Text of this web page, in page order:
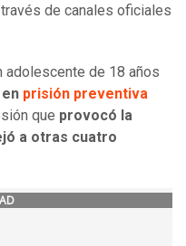
de canales oficiales
adolescente de 18 años
en prisión preventiva
que provocó la
a otras cuatro